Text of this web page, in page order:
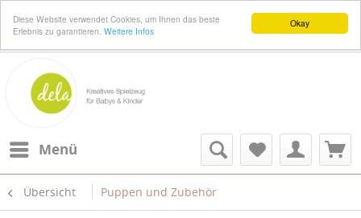
Okay
Diese Website verwendet Cookies, um Ihnen das beste
Erlebnis zu garantieren. Weitere Infos
Menü
Übersicht Puppen und Zubehör